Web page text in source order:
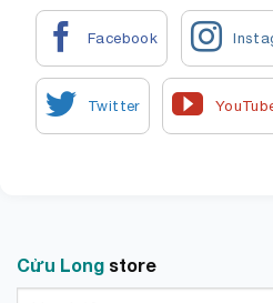
Cửu Long store